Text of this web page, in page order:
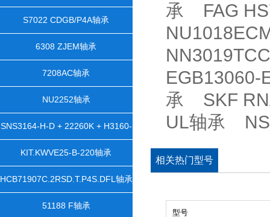
S7022 CDGB/P4A轴承
6308 ZJEM轴承
7208AC轴承
NU2252轴承
SNS3164-H-D + 22260K + H3160-
HGX1100 + 2 NFR540/28 +
NTS64X1100 + NDK64轴承
KIT.KWVE25-B-220轴承
HCB71907C.2RSD.T.P4S.DFL轴承
51188 F轴承
承 FAG
承 SKF
UL轴承
相关热门型号
型号